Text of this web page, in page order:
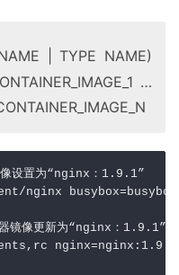
| TYPE NAME)
…
设置为“ nginx ： 1.9.1”
/ nginx busybox=busybox
像更新为“ nginx ： 1.9.1”
, rc nginx=nginx : 1.9.1